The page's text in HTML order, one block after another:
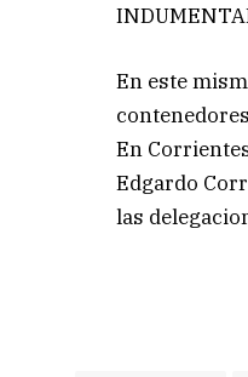
En este
En
Edgardo
las